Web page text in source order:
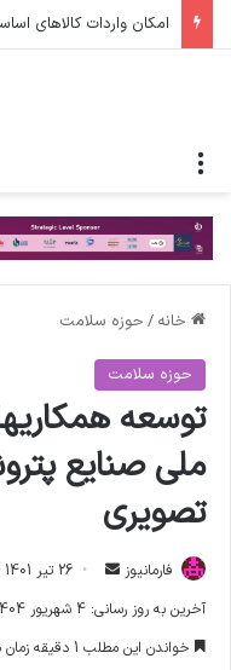
امکان واردات کالاهای
خانه / حوزه سلامت
حوزه سلامت
توسعه
ملی صنایع
تصویری
فارمانیوز
ا
26 تیر 1401 - 11:02 ق.ظ
آخرین به روز رسانی: 4 شهریور 1404 - 11:04 ق.ظ
خواندن این مطلب 1 دقیقه زمان میبرد